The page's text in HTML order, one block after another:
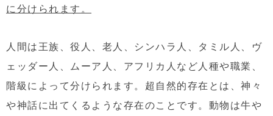
に分けられます。
人間は王族、役人、老人、シンハラ人、タミル人、ヴ
ェッダー人、ムーア人、アフリカ人など人種や職業、
階級によって分けられます。超自然的存在とは、神々
や神話に出てくるような存在のことです。動物は牛や